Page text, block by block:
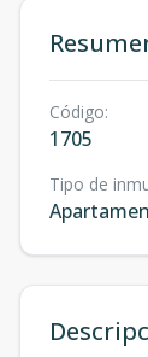
Código:
1705
Tipo de